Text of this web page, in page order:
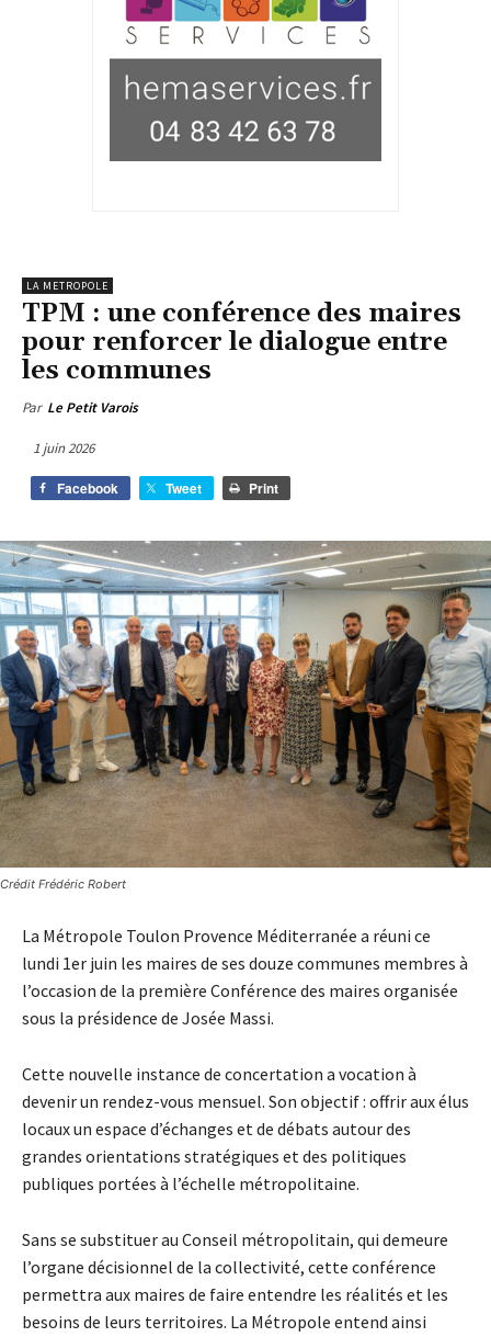
LA METROPOLE
TPM : une conférence des maires
pour renforcer le dialogue entre
les communes
Par Le Petit Varois
1 juin 2026
Facebook Tweet Print
Crédit Frédéric Robert
La Métropole Toulon Provence Méditerranée a réuni ce
lundi 1er juin les maires de ses douze communes membres à
l’occasion de la première Conférence des maires organisée
sous la présidence de Josée Massi.
Cette nouvelle instance de concertation a vocation à
devenir un rendez-vous mensuel. Son objectif : offrir aux élus
locaux un espace d’échanges et de débats autour des
grandes orientations stratégiques et des politiques
publiques portées à l’échelle métropolitaine.
Sans se substituer au Conseil métropolitain, qui demeure
l’organe décisionnel de la collectivité, cette conférence
permettra aux maires de faire entendre les réalités et les
besoins de leurs territoires. La Métropole entend ainsi